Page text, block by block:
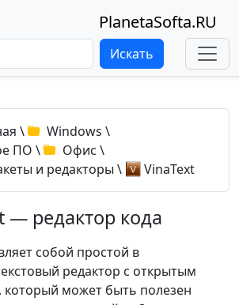
PlanetaSofta.RU
Искать
\ Windows \
ПО \ Офис \
и редакторы \ VinaText
— редактор кода
собой простой в
редактор с открытым
может быть полезен